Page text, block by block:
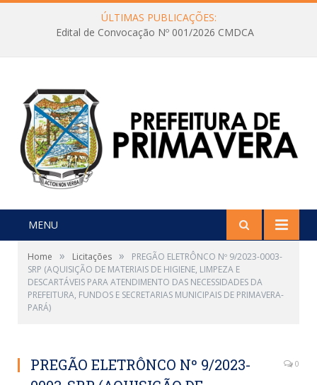
ÚLTIMAS PUBLICAÇÕES:
Edital de Convocação Nº 001/2026 CMDCA
MENU
Home » Licitações »
PREGÃO ELETRÔNCO Nº 9/2023-0003-
SRP (AQUISIÇÃO DE MATERIAIS DE HIGIENE, LIMPEZA E
DESCARTÁVEIS PARA ATENDIMENTO DAS NECESSIDADES DA
PREFEITURA, FUNDOS E SECRETARIAS MUNICIPAIS DE PRIMAVERA-
PARÁ)
PREGÃO ELETRÔNCO Nº 9/2023-
0